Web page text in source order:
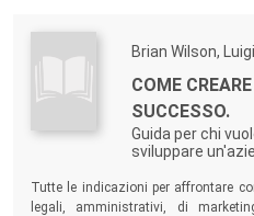
Brian Wilson,
COME
SUCCESSO.
Guida per chi
sviluppare
Tutte le indicazioni per affrontare
legali, amministrativi, di